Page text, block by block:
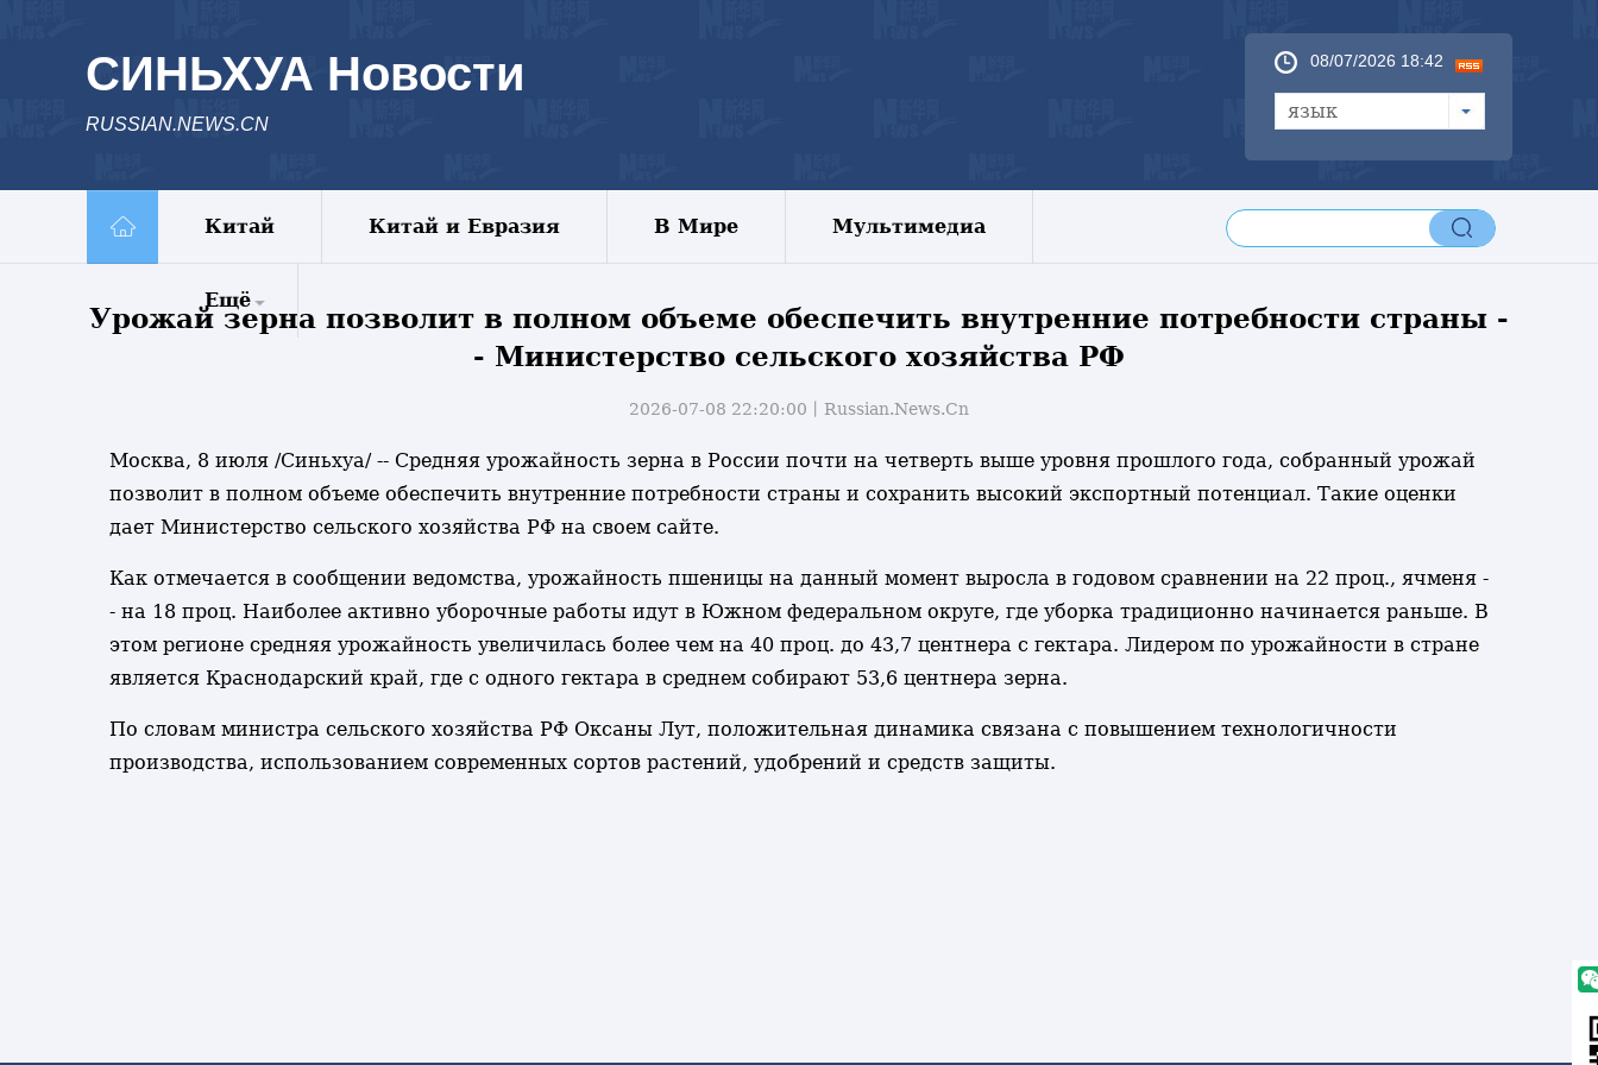
СИНЬХУА Новости
RUSSIAN.NEWS.CN
08/07/2026 18:42
язык
Китай Китай и Евразия В Мире Мультимедиа
Ещё
Фото
Спецрепортажи
Пояс и путь
Урожай зерна позволит в полном объеме обеспечить внутренние потребности страны -
- Министерство сельского хозяйства РФ
2026-07-08 22:20:00丨 Russian.News.Cn
Москва, 8 июля /Синьхуа/ -- Средняя урожайность зерна в России почти на четверть выше уровня прошлого года, собранный урожай
позволит в полном объеме обеспечить внутренние потребности страны и сохранить высокий экспортный потенциал. Такие оценки
дает Министерство сельского хозяйства РФ на своем сайте.
Как отмечается в сообщении ведомства, урожайность пшеницы на данный момент выросла в годовом сравнении на 22 проц., ячменя -
- на 18 проц. Наиболее активно уборочные работы идут в Южном федеральном округе, где уборка традиционно начинается раньше. В
этом регионе средняя урожайность увеличилась более чем на 40 проц. до 43,7 центнера с гектара. Лидером по урожайности в стране
является Краснодарский край, где с одного гектара в среднем собирают 53,6 центнера зерна.
По словам министра сельского хозяйства РФ Оксаны Лут, положительная динамика связана с повышением технологичности
производства, использованием современных сортов растений, удобрений и средств защиты.